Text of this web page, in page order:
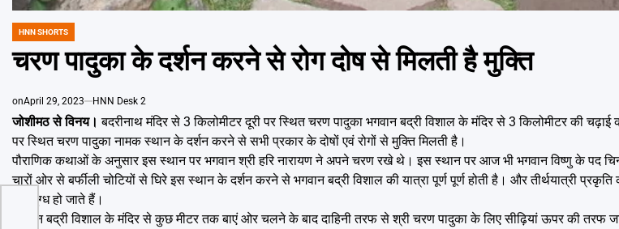
POSTED
HNN SHORTS
चरण पादुका के दर्शन करने से रोग दोष से मिलती है मुक्ति
onApril 29, 2023 HNN Desk 2
जोशीमठ से विनय। बदरीनाथ मंदिर से 3 किलोमीटर दूरी पर स्थित चरण पादुका भगवान बद्री विशाल के मंदिर से 3 किलोमीटर की
पर स्थित चरण पादुका नामक स्थान के दर्शन करने से सभी प्रकार के दोषों एवं रोगों से मुक्ति मिलती है।
पौराणिक कथाओं के अनुसार इस स्थान पर भगवान श्री हरि नारायण ने अपने चरण रखे थे। इस स्थान पर आज भी भगवान विष्णु के पद
चारों ओर से बर्फीली चोटियों से घिरे इस स्थान के दर्शन करने से भगवान बद्री विशाल की यात्रा पूर्ण पूर्ण होती है। और तीर्थयात्री
मंत्रमुग्ध हो जाते हैं।
भगवान बद्री विशाल के मंदिर से कुछ मीटर तक बाएं ओर चलने के बाद दाहिनी तरफ से श्री चरण पादुका के लिए सीढ़ियां ऊपर की तरफ